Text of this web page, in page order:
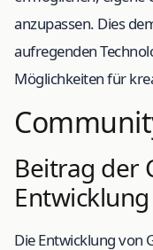
anzupassen. Dies
aufregenden
Möglichkeiten für
Beitrag der
Entwicklung
Die Entwicklung von